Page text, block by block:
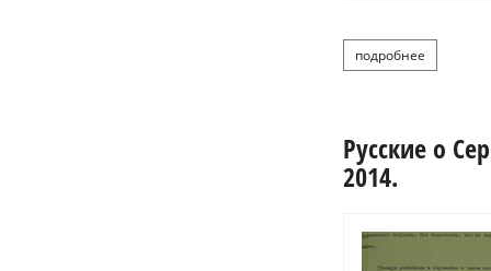
подробнее
Русские о
2014.